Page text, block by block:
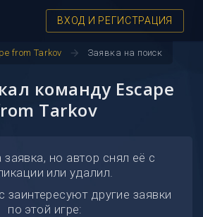
ВХОД И РЕГИСТРАЦИЯ
from Tarkov arrow_forward Заявка на поиск
команду Escape
Tarkov
но автор снял её с
или удалил.
другие заявки
по этой игре: